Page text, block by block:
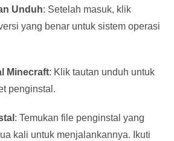
Unduh: Setelah masuk, klik
yang benar untuk sistem operasi
Minecraft: Klik tautan unduh untuk
penginstal.
: Temukan file penginstal yang
kali untuk menjalankannya. Ikuti